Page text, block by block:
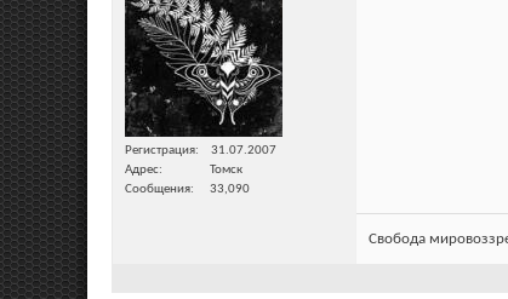
Регистрация
31.07.2007
Адрес
Томск
Сообщения
33,090
Свобода